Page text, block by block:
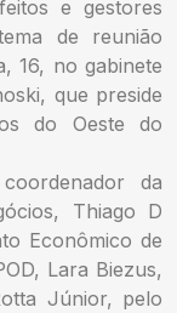
e gestores
de reunião
16, no gabinete
que preside
do Oeste do
da
Thiago D
Econômico de
Lara Biezus,
Júnior, pelo